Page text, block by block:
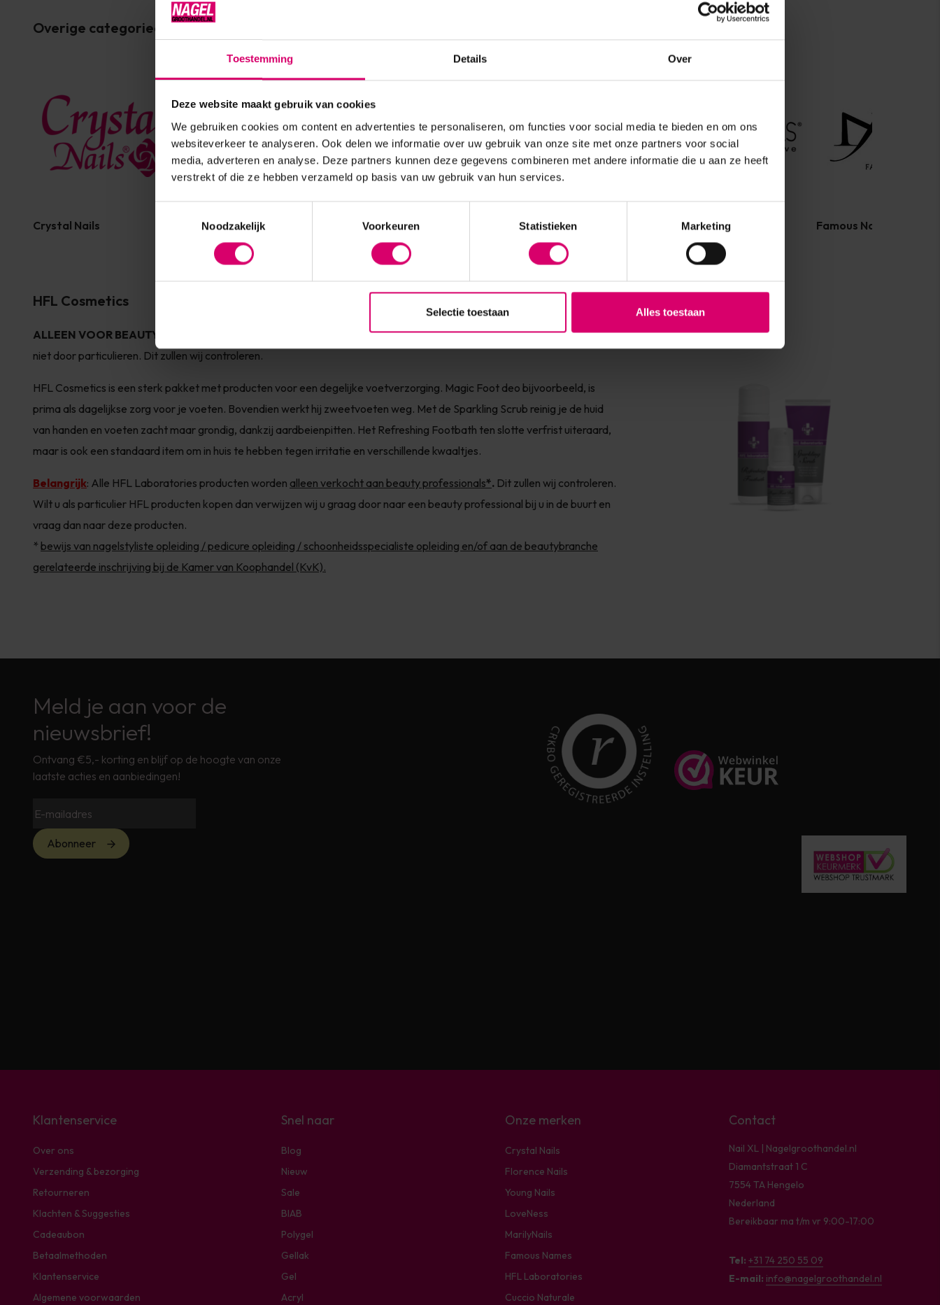
Toestemming Details Over
Deze website maakt gebruik van cookies
We gebruiken cookies om content en advertenties te personaliseren, om functies voor social media te bieden en om ons
websiteverkeer te analyseren. Ook delen we informatie over uw gebruik van onze site met onze partners voor social
media, adverteren en analyse. Deze partners kunnen deze gegevens combineren met andere informatie die u aan ze heeft
verstrekt of die ze hebben verzameld op basis van uw gebruik van hun services.
Noodzakelijk
Voorkeuren Statistieken Marketing
Selectie toestaan Alles toestaan
Overige categorieën in MERKEN
Crystal Nails Florence Beauty and Nails LoveNess Young Nails MarilyNails Famous Names
HFL Cosmetics
ALLEEN VOOR BEAUTYPROFESSIONALS
- Dit merk is alleen te bestellen door aantoonbare beautyprofessionals en
niet door particulieren. Dit zullen wij controleren.
HFL Cosmetics is een sterk pakket met producten voor een degelijke voetverzorging. Magic Foot deo bijvoorbeeld, is
prima als dagelijkse zorg voor je voeten. Bovendien werkt hij zweetvoeten weg. Met de Sparkling Scrub reinig je de huid
van handen en voeten zacht maar grondig, dankzij aardbeienpitten. Het Refreshing Footbath ten slotte verfrist uiteraard,
maar is ook een standaard item om in huis te hebben tegen irritatie en verschillende kwaaltjes.
Belangrijk: Alle HFL Laboratories producten worden alleen verkocht aan beauty professionals*. Dit zullen wij controleren.
Wilt u als particulier HFL producten kopen dan verwijzen wij u graag door naar een beauty professional bij u in de buurt en
vraag dan naar deze producten.
* bewijs van nagelstyliste opleiding / pedicure opleiding / schoonheidsspecialiste opleiding en/of aan de beautybranche
gerelateerde inschrijving bij de Kamer van Koophandel (KvK).
Meld je aan voor de
nieuwsbrief!
Ontvang €5,- korting en blijf op de hoogte van onze
laatste acties en aanbiedingen!
Abonneer
Klantenservice
Over ons
Verzending & bezorging
Retourneren
Klachten & Suggesties
Cadeaubon
Betaalmethoden
Klantenservice
Algemene voorwaarden
Snel naar
Blog
Nieuw
Sale
BIAB
Polygel
Gellak
Gel
Acryl
Onze merken
Crystal Nails
Florence Nails
Young Nails
LoveNess
MarilyNails
Famous Names
HFL Laboratories
Cuccio Naturale
Contact
Nail XL | Nagelgroothandel.nl
Diamantstraat 1 C
7554 TA Hengelo
Nederland
Bereikbaar ma t/m vr 9:00-17:00
Tel: +31 74 250 55 09
E-mail: info@nagelgroothandel.nl